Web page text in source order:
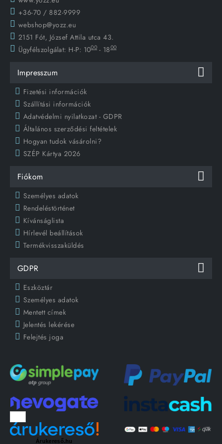
+36-70 / 882-9999
webshop@yozz.eu
2151 Fót, József Attila utca 43.
Ügyfélszolgálat: H-P: 1000 - 1800
Impresszum
Fizetési információk
Szállítási információk
Adatvédelmi nyilatkozat - GDPR
Általános szerződési feltételek
Hogyan tudok vásárolni?
SZÉP Kártya 2026
Fiókom
Személyes adatok
Rendeléstörténet
Kívánságlista
Hírlevél beállítások
Termékvisszaküldés
GDPR
Eszköztár
Személyes adatok
Mentett címek
Jelentés lekérése
Felejtés joga
Árukereső.hu